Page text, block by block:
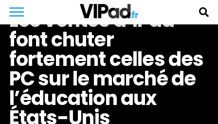
Les ventes d’iPad
font chuter
fortement celles des
PC sur le marché de
l’éducation aux
États-Unis